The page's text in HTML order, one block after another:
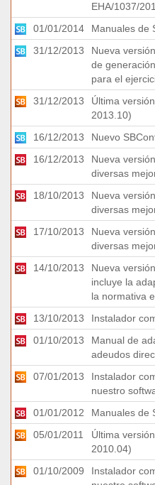
EHA/1037/
01/01/2014
Manuales de
31/12/2013
Nueva
de
para el
31/12/2013
Última
2013.10)
16/12/2013
Nuevo
16/12/2013
Nueva
diversas
18/10/2013
Nueva
diversas
17/10/2013
Nueva
diversas
14/10/2013
Nueva
incluye la
la normativa
13/10/2013
Instalador
01/10/2013
Manual de
adeudos
07/01/2013
Instalador
nuestro
01/01/2012
Manuales de
05/01/2011
Última
2010.04)
01/10/2009
Instalador